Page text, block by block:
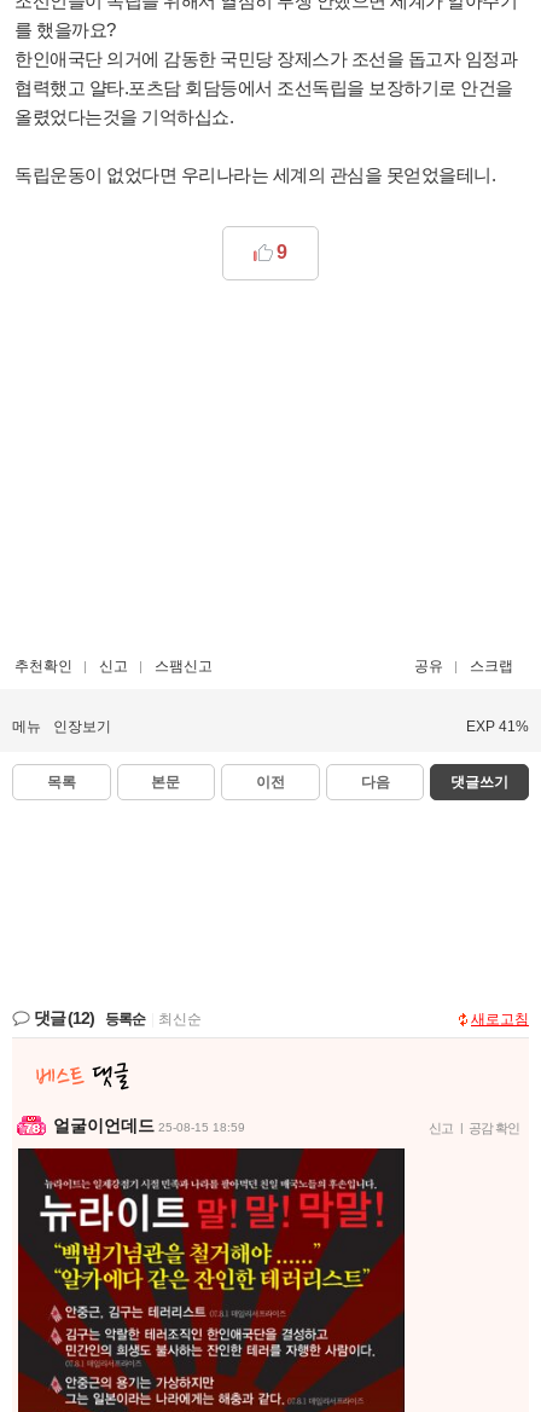
를 했을까요?
한인애국단 의거에 감동한 국민당 장제스가 조선을 돕고자 임정과
협력했고 얄타.포츠담 회담등에서 조선독립을 보장하기로 안건을
올렸었다는것을 기억하십쇼.
독립운동이 없었다면 우리나라는 세계의 관심을 못얻었을테니.
9
추천확인 신고 스팸신고 공유 스크랩
메뉴 인장보기 EXP 41%
목록 본문 이전 다음 댓글쓰기
댓글(12) 등록순 최신순 새로고침
얼굴이언데드 25-08-15 18:59 신고 | 공감 확인